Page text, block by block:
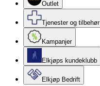
Outlet
Tjenester og tilbehør
Kampanjer
Elkjøps kundeklubb
Elkjøp Bedrift